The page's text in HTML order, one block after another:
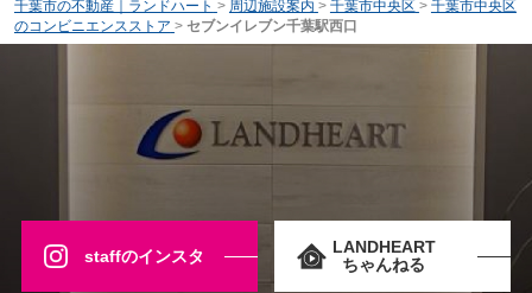
千葉市の不動産｜ランドハート > 周辺施設案内 > 千葉市中央区 > 千葉市中央区
のコンビニエンスストア > セブンイレブン千葉駅西口
staffのインスタ
LANDHEART
ちゃんねる